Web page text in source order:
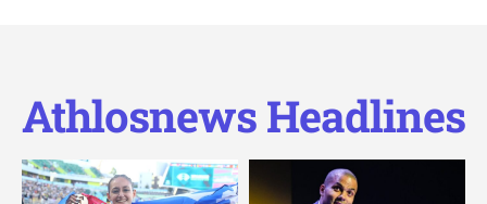
Athlosnews Headlines